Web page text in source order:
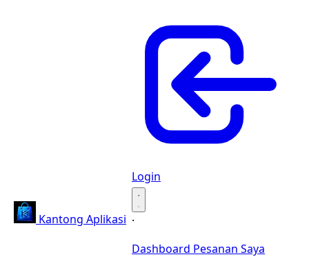
Kantong Aplikasi
Login
·
·
Dashboard Pesanan Saya